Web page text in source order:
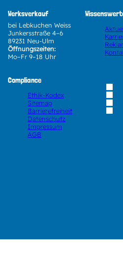
Werksverkauf
bei Lebkuchen Weiss
Junkersstraße 4–6
89231 Neu-Ulm
Öffnungszeiten:
Mo–Fr 9–18 Uhr
Compliance
Ethik-Kodex
Sitemap
Barrierefreiheit
Datenschutz
Impressum
AGB